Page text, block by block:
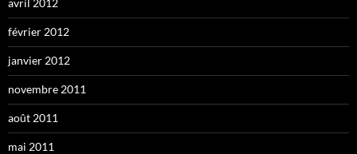
février 2012
janvier 2012
novembre 2011
août 2011
mai 2011